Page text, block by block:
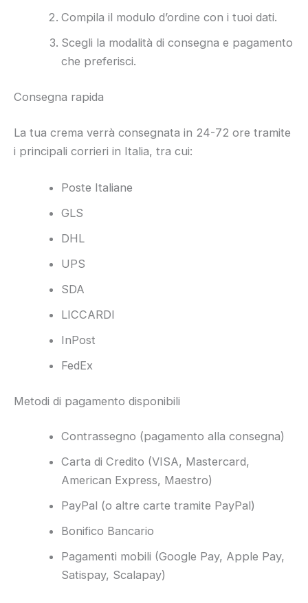
Compila il modulo d’ordine con i tuoi dati.
Scegli la modalità di consegna e pagamento
che preferisci.
Consegna rapida
La tua crema verrà consegnata in 24-72 ore tramite
i principali corrieri in Italia, tra cui:
Poste Italiane
GLS
DHL
UPS
SDA
LICCARDI
InPost
FedEx
Metodi di pagamento disponibili
Contrassegno (pagamento alla consegna)
Carta di Credito (VISA, Mastercard,
American Express, Maestro)
PayPal (o altre carte tramite PayPal)
Bonifico Bancario
Pagamenti mobili (Google Pay, Apple Pay,
Satispay, Scalapay)